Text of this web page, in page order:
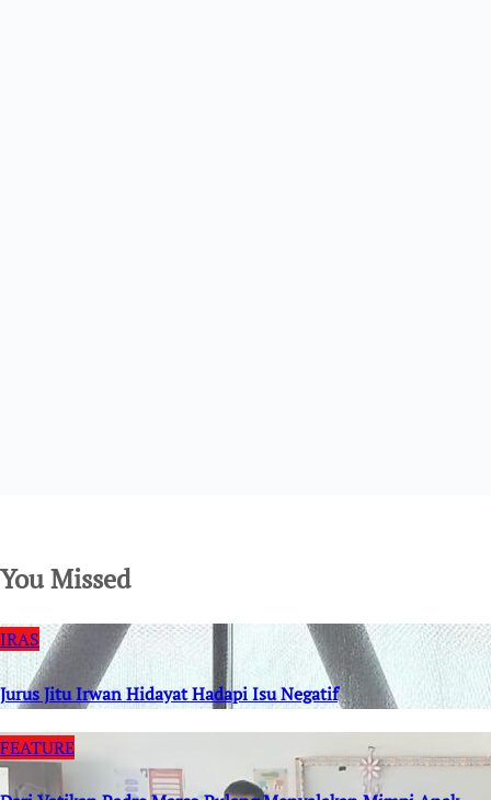
You Missed
IRAS
Jurus Jitu Irwan Hidayat Hadapi Isu Negatif
FEATURE